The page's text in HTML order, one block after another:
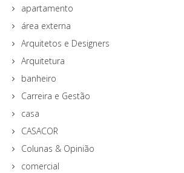
apartamento
área externa
Arquitetos e Designers
Arquitetura
banheiro
Carreira e Gestão
casa
CASACOR
Colunas & Opinião
comercial